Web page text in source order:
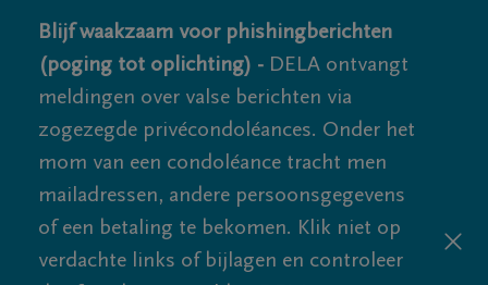
Blijf waakzaam voor phishingberichten
(poging tot oplichting) - DELA ontvangt
meldingen over valse berichten via
zogezegde privécondoléances. Onder het
mom van een condoléance tracht men
mailadressen, andere persoonsgegevens
of een betaling te bekomen. Klik niet op
verdachte links of bijlagen en controleer